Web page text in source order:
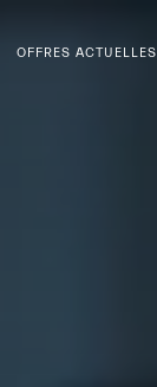
OFFRES ACTUELLES